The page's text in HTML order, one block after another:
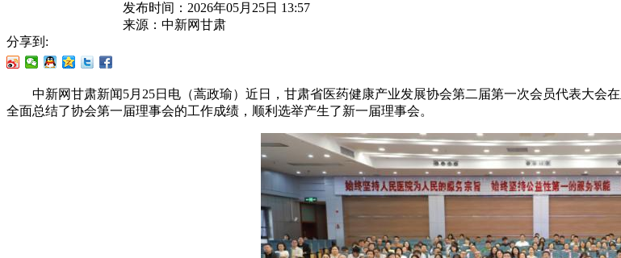
发布时间： 2026年05月25日 13:57
来源： 中新网甘肃
分享到:
中新网甘肃新闻5月25日电（蒿政瑜）近日，甘肃省医药健康产业发展协会第二届第一次会员代表大会
全面总结了协会第一届理事会的工作成绩，顺利选举产生了新一届理事会。